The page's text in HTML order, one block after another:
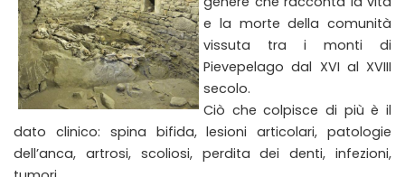
e la morte della comunità
vissuta tra i monti di
Pievepelago dal XVI al XVIII
secolo.
Ciò che colpisce di più è il
dato clinico: spina bifida, lesioni articolari, patologie
dell’anca, artrosi, scoliosi, perdita dei denti, infezioni,